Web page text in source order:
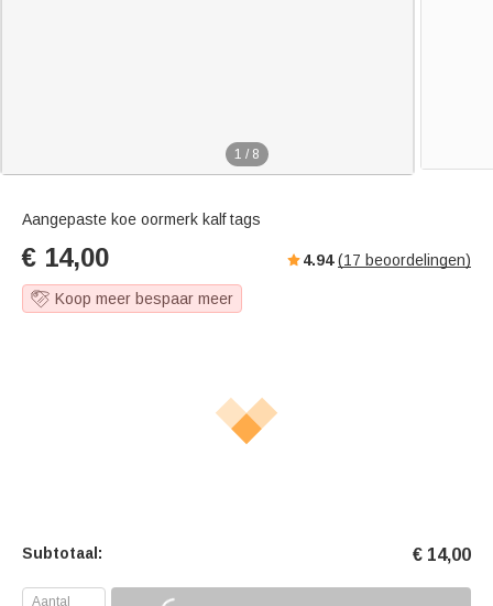
1 / 8
Aangepaste koe oormerk kalf tags
€ 14,00 4.94 (17 beoordelingen)
Koop meer bespaar meer
Subtotaal: € 14,00